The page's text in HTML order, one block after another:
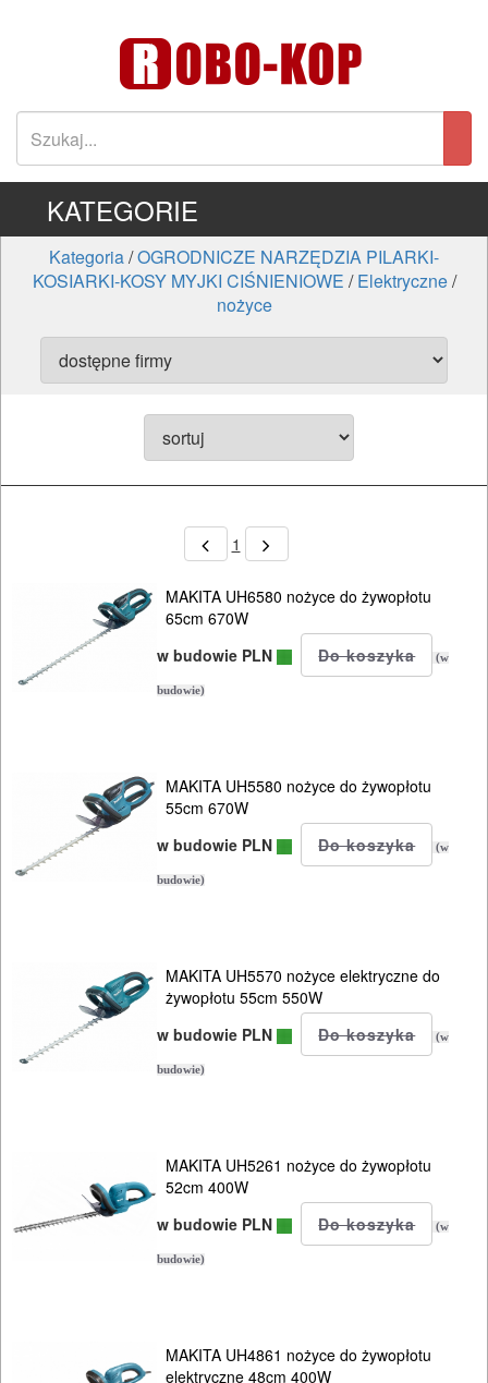
ELEKTRONARZĘDZIA
ELEKTRONARZĘDZIA
AKUMULATOROWE
KATEGORIE
Kategoria/OGRODNICZE NARZĘDZIA PILARKI-
KOSIARKI-KOSY MYJKI CIŚNIENIOWE /Elektryczne/
nożyce
1
MAKITA UH6580 nożyce do żywopłotu
65cm 670W
w budowie PLN
(w
budowie)
MAKITA UH5580 nożyce do żywopłotu
55cm 670W
w budowie PLN
(w
budowie)
MAKITA UH5570 nożyce elektryczne do
żywopłotu 55cm 550W
w budowie PLN
(w
budowie)
MAKITA UH5261 nożyce do żywopłotu
52cm 400W
w budowie PLN
(w
budowie)
MAKITA UH4861 nożyce do żywopłotu
elektryczne 48cm 400W